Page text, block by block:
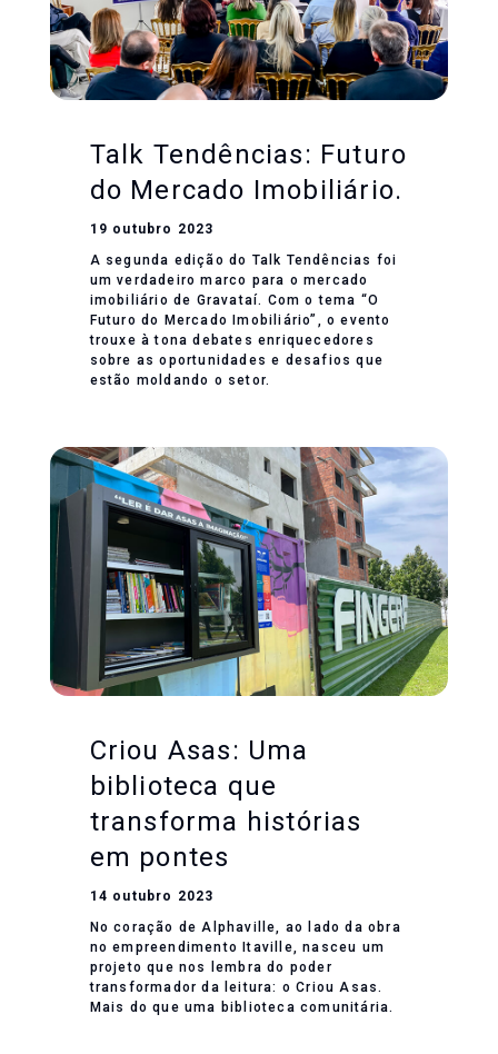
Talk Tendências: Futuro
do Mercado Imobiliário.
19 outubro 2023
A segunda edição do Talk Tendências foi
um verdadeiro marco para o mercado
imobiliário de Gravataí. Com o tema “O
Futuro do Mercado Imobiliário”, o evento
trouxe à tona debates enriquecedores
sobre as oportunidades e desafios que
estão moldando o setor.
Criou Asas: Uma
biblioteca que
transforma histórias
em pontes
14 outubro 2023
No coração de Alphaville, ao lado da obra
no empreendimento Itaville, nasceu um
projeto que nos lembra do poder
transformador da leitura: o Criou Asas.
Mais do que uma biblioteca comunitária.